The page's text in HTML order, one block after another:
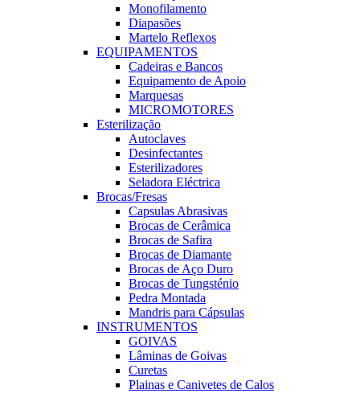
Monofilamento
Diapasões
Martelo Reflexos
EQUIPAMENTOS
Cadeiras e Bancos
Equipamento de Apoio
Marquesas
MICROMOTORES
Esterilização
Autoclaves
Desinfectantes
Esterilizadores
Seladora Eléctrica
Brocas/Fresas
Capsulas Abrasivas
Brocas de Cerâmica
Brocas de Safira
Brocas de Diamante
Brocas de Aço Duro
Brocas de Tungsténio
Pedra Montada
Mandris para Cápsulas
INSTRUMENTOS
GOIVAS
Lâminas de Goivas
Curetas
Plainas e Canivetes de Calos